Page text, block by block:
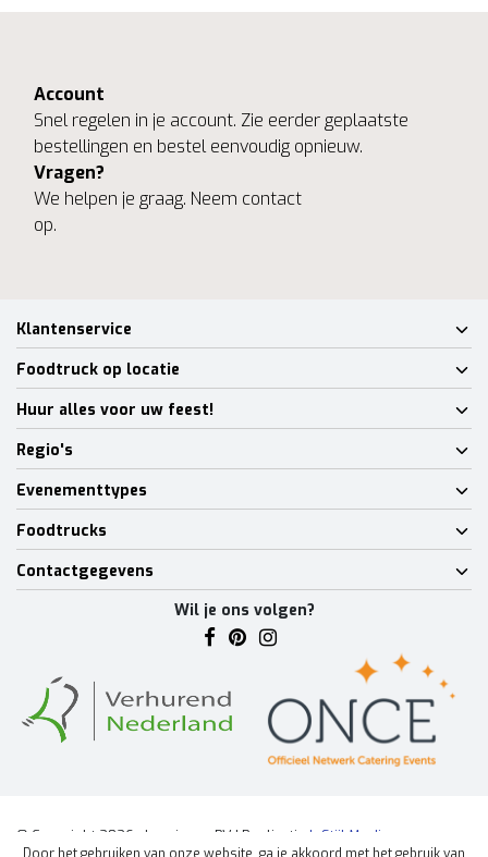
Account
Snel regelen in je account. Zie eerder geplaatste
bestellingen en bestel eenvoudig opnieuw.
Vragen?
We helpen je graag. Neem contact
op.
Klantenservice
Foodtruck op locatie
Huur alles voor uw feest!
Regio's
Evenementtypes
Foodtrucks
Contactgegevens
Wil je ons volgen?
© Copyright 2026 - Lumineux BV | Realisatie
InStijl Media